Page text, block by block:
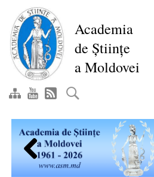
Перейти
основному
содержанию
Academia
de Științe
a Moldovei
Previous